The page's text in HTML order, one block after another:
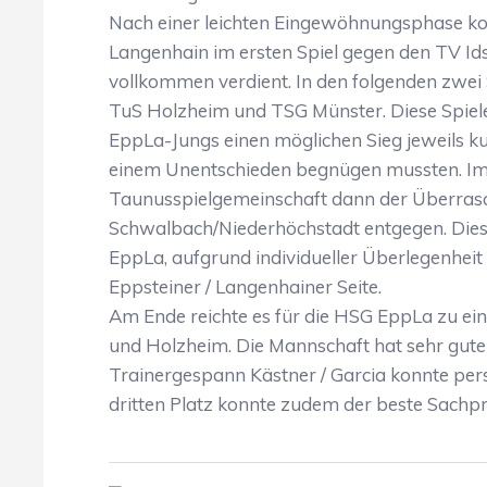
Nach einer leichten Eingewöhnungsphase
Langenhain im ersten Spiel gegen den TV
vollkommen verdient. In den folgenden
TuS Holzheim und TSG Münster. Diese
EppLa-Jungs einen möglichen Sieg jeweils
einem Unentschieden begnügen mussten.
Taunusspielgemeinschaft dann der
Schwalbach/Niederhöchstadt entgegen.
EppLa, aufgrund individueller
Eppsteiner / Langenhainer Seite.
Am Ende reichte es für die HSG EppLa zu
und Holzheim. Die Mannschaft hat sehr
Trainergespann Kästner / Garcia konnte
dritten Platz konnte zudem der beste